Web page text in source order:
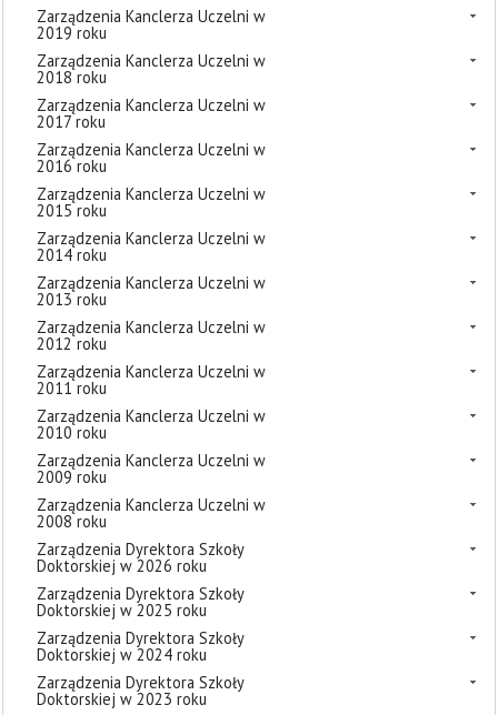
Zarządzenia Kanclerza Uczelni w
2019 roku
Zarządzenia Kanclerza Uczelni w
2018 roku
Zarządzenia Kanclerza Uczelni w
2017 roku
Zarządzenia Kanclerza Uczelni w
2016 roku
Zarządzenia Kanclerza Uczelni w
2015 roku
Zarządzenia Kanclerza Uczelni w
2014 roku
Zarządzenia Kanclerza Uczelni w
2013 roku
Zarządzenia Kanclerza Uczelni w
2012 roku
Zarządzenia Kanclerza Uczelni w
2011 roku
Zarządzenia Kanclerza Uczelni w
2010 roku
Zarządzenia Kanclerza Uczelni w
2009 roku
Zarządzenia Kanclerza Uczelni w
2008 roku
Zarządzenia Dyrektora Szkoły
Doktorskiej w 2026 roku
Zarządzenia Dyrektora Szkoły
Doktorskiej w 2025 roku
Zarządzenia Dyrektora Szkoły
Doktorskiej w 2024 roku
Zarządzenia Dyrektora Szkoły
Doktorskiej w 2023 roku